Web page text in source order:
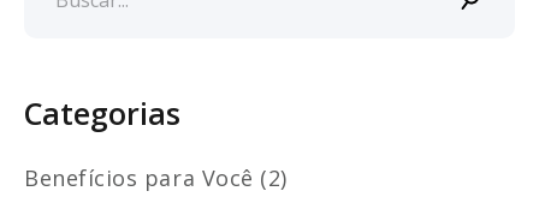
Categorias
Benefícios para Você (2)